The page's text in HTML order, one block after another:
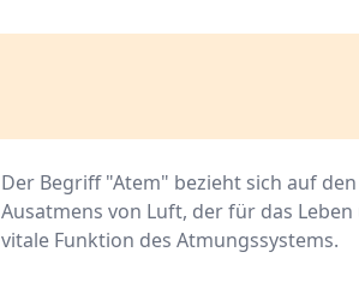
Der Begriff "Atem" bezieht sich auf
Ausatmens von Luft, der für das
vitale Funktion des Atmungssystems.